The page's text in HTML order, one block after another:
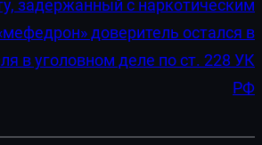
задержанный с наркотическим
доверитель остался в
в уголовном деле по ст. 228 УК
РФ